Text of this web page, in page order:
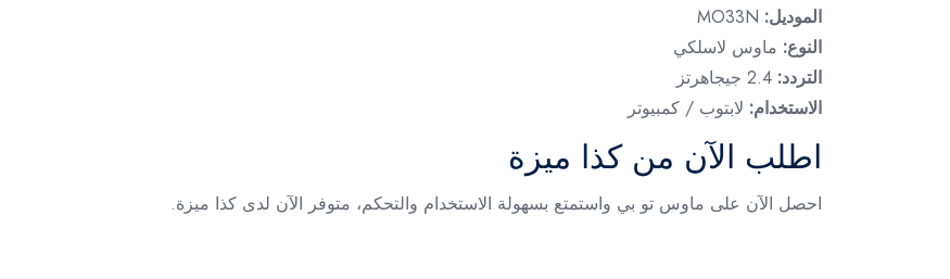
الموديل:
النوع: ماوس لاسلكي
التردد:
الاستخدام: لابتوب / كمبيوتر
اطلب الآن من كذا ميزة
احصل الآن على ماوس تو بي واستمتع بسهولة الاستخدام والتحكم، متوفر الآن لدى كذا ميزة.